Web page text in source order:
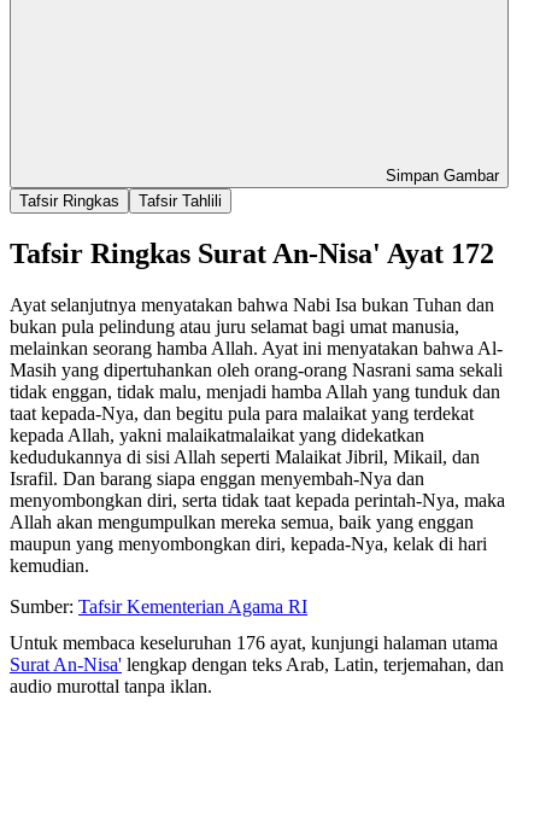
Simpan Gambar
Tafsir Ringkas
Tafsir Tahlili
Tafsir Ringkas Surat An-Nisa' Ayat 172
Ayat selanjutnya menyatakan bahwa Nabi Isa bukan Tuhan dan
bukan pula pelindung atau juru selamat bagi umat manusia,
melainkan seorang hamba Allah. Ayat ini menyatakan bahwa Al-
Masih yang dipertuhankan oleh orang-orang Nasrani sama sekali
tidak enggan, tidak malu, menjadi hamba Allah yang tunduk dan
taat kepada-Nya, dan begitu pula para malaikat yang terdekat
kepada Allah, yakni malaikatmalaikat yang didekatkan
kedudukannya di sisi Allah seperti Malaikat Jibril, Mikail, dan
Israfil. Dan barang siapa enggan menyembah-Nya dan
menyombongkan diri, serta tidak taat kepada perintah-Nya, maka
Allah akan mengumpulkan mereka semua, baik yang enggan
maupun yang menyombongkan diri, kepada-Nya, kelak di hari
kemudian.
Sumber: Tafsir Kementerian Agama RI
Untuk membaca keseluruhan 176 ayat, kunjungi halaman utama
Surat An-Nisa' lengkap dengan teks Arab, Latin, terjemahan, dan
audio murottal tanpa iklan.